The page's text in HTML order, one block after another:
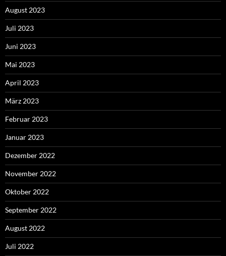
August 2023
Juli 2023
Juni 2023
Mai 2023
April 2023
März 2023
Februar 2023
Januar 2023
Dezember 2022
November 2022
Oktober 2022
September 2022
August 2022
Juli 2022